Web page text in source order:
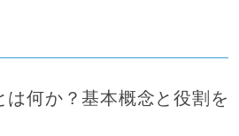
は何か？基本概念と役割を